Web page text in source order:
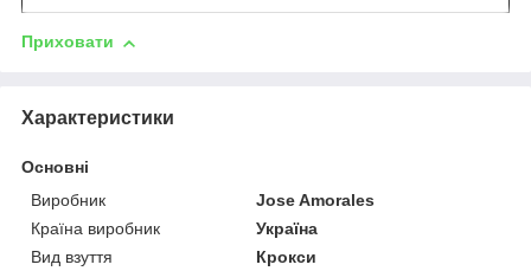
Приховати
Характеристики
Основні
Виробник
Jose Amorales
Країна виробник
Україна
Вид взуття
Крокси